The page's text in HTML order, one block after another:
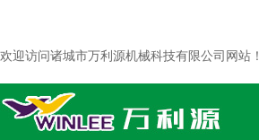
欢迎访问诸城市万利源机械科技有限公司网站！